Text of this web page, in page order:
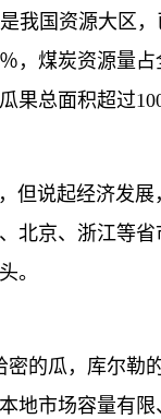
国资源大区，
，煤炭资源量
果总面积超过
说起经济发展
北京、浙江等
。
的瓜，库尔勒
地市场容量有